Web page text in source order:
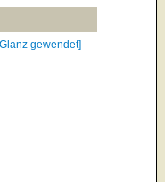
gewendet]